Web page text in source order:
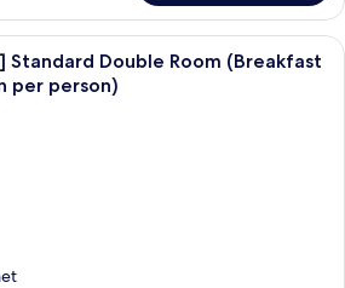
Kaliteli yatak takımı, kuştüyü yorgan,
Standard Double Room (Breakfast
per person)